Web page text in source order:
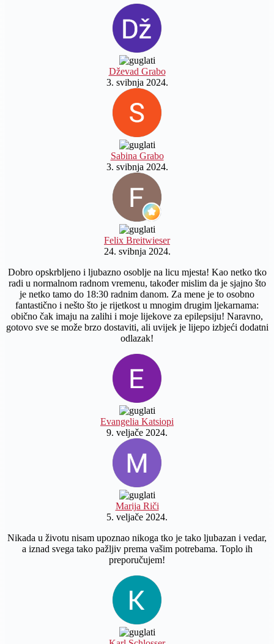
Dževad Grabo
3. svibnja 2024.
Sabina Grabo
3. svibnja 2024.
Felix Breitwieser
24. svibnja 2024.
Dobro opskrbljeno i ljubazno osoblje na licu mjesta! Kao netko tko
radi u normalnom radnom vremenu, također mislim da je sjajno što
je netko tamo do 18:30 radnim danom. Za mene je to osobno
fantastično i nešto što je rijetkost u mnogim drugim ljekarnama:
obično čak imaju na zalihi i moje lijekove za epilepsiju! Naravno,
gotovo sve se može brzo dostaviti, ali uvijek je lijepo izbjeći dodatni
odlazak!
Evangelia Katsiopi
9. veljače 2024.
Marija Riči
5. veljače 2024.
Nikada u životu nisam upoznao nikoga tko je tako ljubazan i vedar,
a iznad svega tako pažljiv prema vašim potrebama. Toplo ih
preporučujem!